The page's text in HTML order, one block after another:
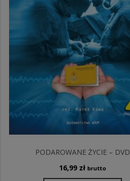
PODAROWANE ŻYCIE – DVD
16,99 zł brutto